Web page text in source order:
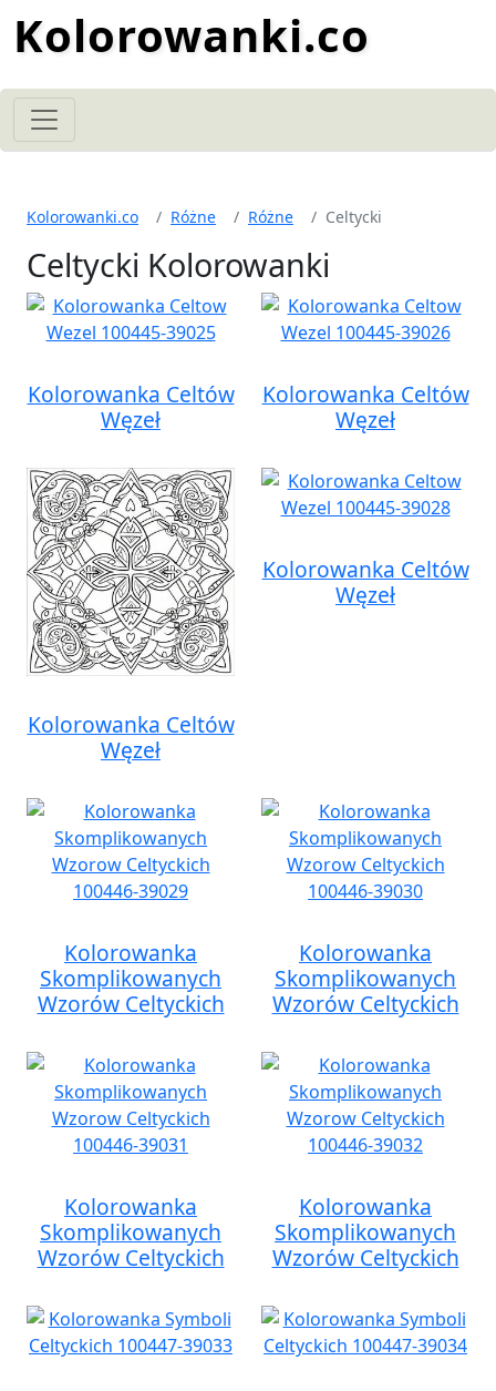
Kolorowanki.co
Kolorowanki.co Różne Różne Celtycki
Celtycki Kolorowanki
Kolorowanka Celtów
Węzeł
Kolorowanka Celtów
Węzeł
Kolorowanka Celtów
Węzeł
Kolorowanka Celtów
Węzeł
Kolorowanka
Skomplikowanych
Wzorów Celtyckich
Kolorowanka
Skomplikowanych
Wzorów Celtyckich
Kolorowanka
Skomplikowanych
Wzorów Celtyckich
Kolorowanka
Skomplikowanych
Wzorów Celtyckich